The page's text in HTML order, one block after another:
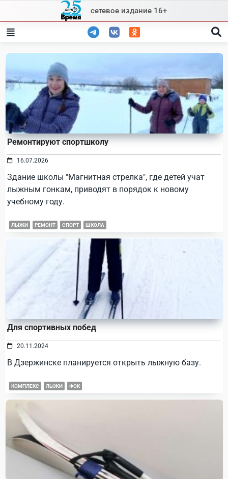
content
сетевое издание 16+
Ремонтируют спортшколу
16.07.2026
Здание школы "Магнитная стрелка", где детей учат
лыжным гонкам, приводят в порядок к новому
учебному году.
ЛЫЖИ РЕМОНТ СПОРТ ШКОЛА
Для спортивных побед
20.11.2024
В Дзержинске планируется открыть лыжную базу.
КОМПЛЕКС ЛЫЖИ ФОК